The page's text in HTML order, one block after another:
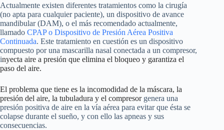
Actualmente existen diferentes tratamientos como la cirugía
(no apta para cualquier paciente), un dispositivo de avance
mandibular (DAM), o el más recomendado actualmente,
llamado CPAP o Dispositivo de Presión Aérea Positiva
Continuada. Este tratamiento en cuestión es un dispositivo
compuesto por una mascarilla nasal conectada a un compresor,
inyecta aire a presión que elimina el bloqueo y garantiza el
paso del aire.
El problema que tiene es la incomodidad de la máscara, la
presión del aire, la tubuladura y el compresor genera una
presión positiva de aire en la vía aérea para evitar que ésta se
colapse durante el sueño, y con ello las apneas y sus
consecuencias.